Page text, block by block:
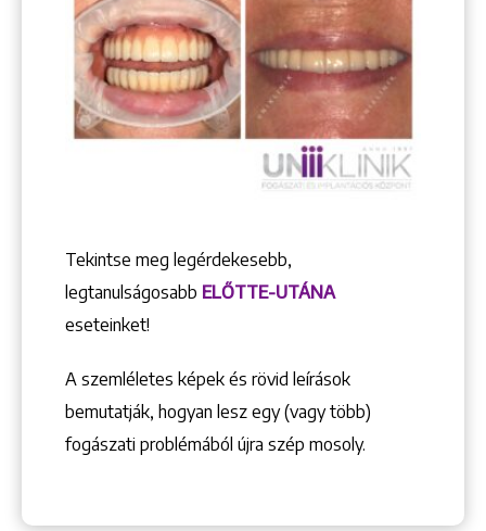
Tekintse meg legérdekesebb,
legtanulságosabb ELŐTTE-UTÁNA
eseteinket!
A szemléletes képek és rövid leírások
bemutatják, hogyan lesz egy (vagy több)
fogászati problémából újra szép mosoly.